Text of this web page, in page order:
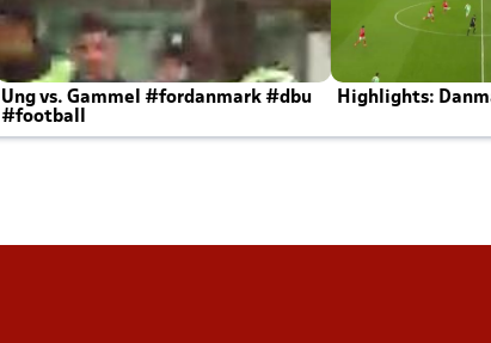
Ung vs. Gammel #fordanmark #dbu
#football
Highlights: